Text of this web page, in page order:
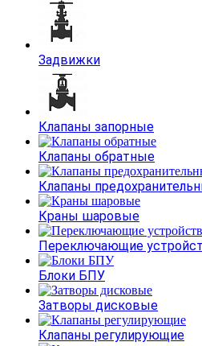
Задвижки
Клапаны запорные
Клапаны обратные
Клапаны
Краны шаровые
Переключающие
Блоки БПУ
Затворы дисковые
Клапаны регулирующие